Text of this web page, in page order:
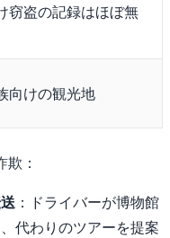
窃盗の記録はほぼ無
向けの観光地
：
：ドライバーが博物館
代わりのツアーを提案